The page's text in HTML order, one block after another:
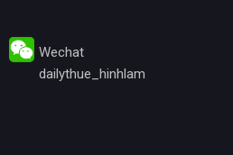
Wechat
dailythue_hinhlam